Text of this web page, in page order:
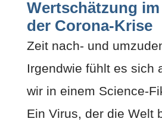
Wertschätzung
der Corona-Krise
Zeit nach- und
Irgendwie fühlt es sich
wir in einem Science-
Ein Virus, der die Welt